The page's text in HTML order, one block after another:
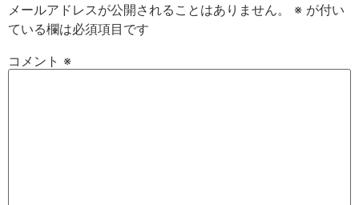
メールアドレスが公開されることはありません。 ※ が付い
ている欄は必須項目です
コメント ※